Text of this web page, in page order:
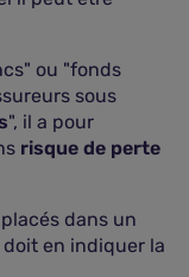
ou "fonds
sous
", il a pour
risque de perte
dans un
doit en indiquer la